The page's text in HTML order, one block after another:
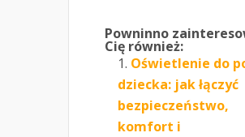
Powninno
Cię również:
Oświetlenie do
dziecka: jak łączyć
bezpieczeństwo,
komfort i